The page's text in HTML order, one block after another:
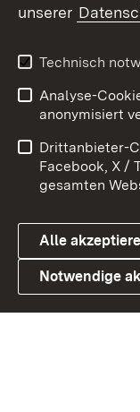
X / Twitter
Youtube
Link zum
Datenschutz
unserer
Technisch
Analyse-
anonymisiert
Drittanbieter-
Facebook, X /
gesamten
Alle
Notwendige